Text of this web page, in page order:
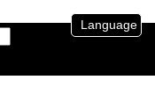
Language